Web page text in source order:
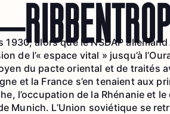
alors que le NSDAP
de l’« espace vital » jusqu’à
du pacte oriental et de traités
et la France s’en tenaient aux
l’occupation de la Rhénanie et
Munich. L’Union soviétique se